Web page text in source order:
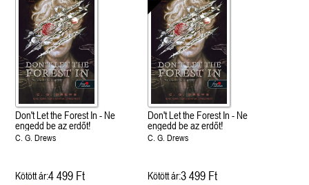
Don't Let the Forest In - Ne
engedd be az erdőt!
C. G. Drews
Kötött ár:4 499 Ft
Don't Let the Forest In - Ne
engedd be az erdőt!
C. G. Drews
Kötött ár:3 499 Ft